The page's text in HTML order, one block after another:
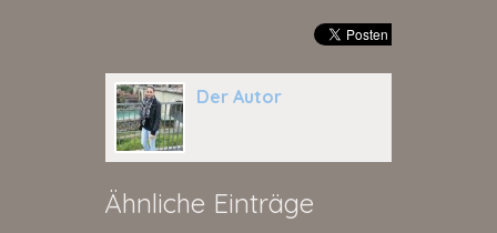
Der Autor
Ähnliche Einträge